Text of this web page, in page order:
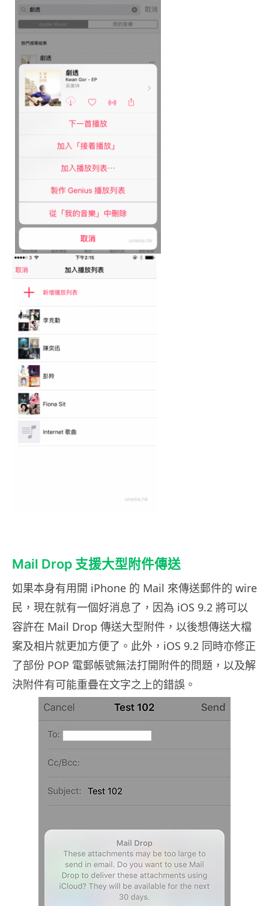
Mail Drop 支援大型附件傳送
如果本身有用開 iPhone 的 Mail 來傳送郵件的 wire
民，現在就有一個好消息了，因為 iOS 9.2 將可以
容許在 Mail Drop 傳送大型附件，以後想傳送大檔
案及相片就更加方便了。此外，iOS 9.2 同時亦修正
了部份 POP 電郵帳號無法打開附件的問題，以及解
決附件有可能重疊在文字之上的錯誤。